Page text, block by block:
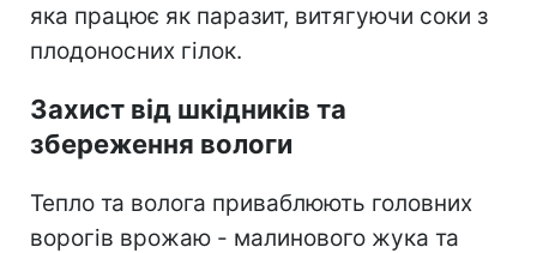
яка працює як паразит, витягуючи соки з
плодоносних гілок.
Захист від шкідників та
збереження вологи
Тепло та волога приваблюють головних
ворогів врожаю - малинового жука та